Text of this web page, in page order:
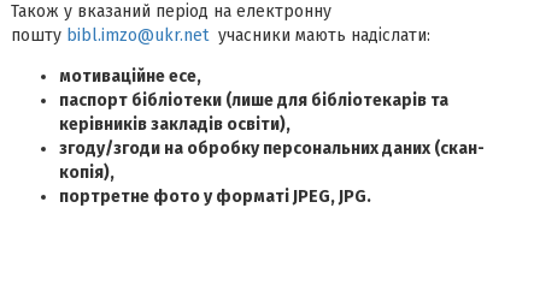
Також у вказаний період на електронну
пошту bibl.imzo@ukr.netучасники мають надіслати:
мотиваційне есе,
паспорт бібліотеки (лише для бібліотекарів та
керівників закладів освіти),
згоду/згоди на обробку персональних даних (скан-
копія),
портретне фото у форматі JPEG, JPG.